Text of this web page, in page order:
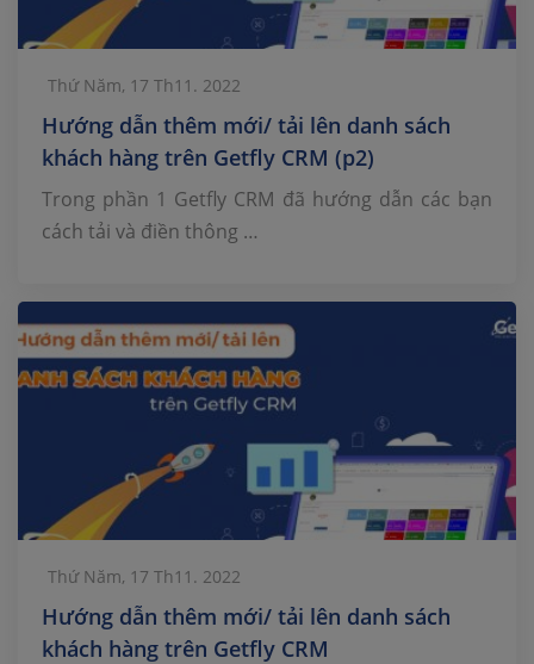
Thứ Năm, 17 Th11. 2022
Hướng dẫn thêm mới/ tải lên danh sách
khách hàng trên Getfly CRM (p2)
Trong phần 1 Getfly CRM đã hướng dẫn các bạn
cách tải và điền thông …
Thứ Năm, 17 Th11. 2022
Hướng dẫn thêm mới/ tải lên danh sách
khách hàng trên Getfly CRM